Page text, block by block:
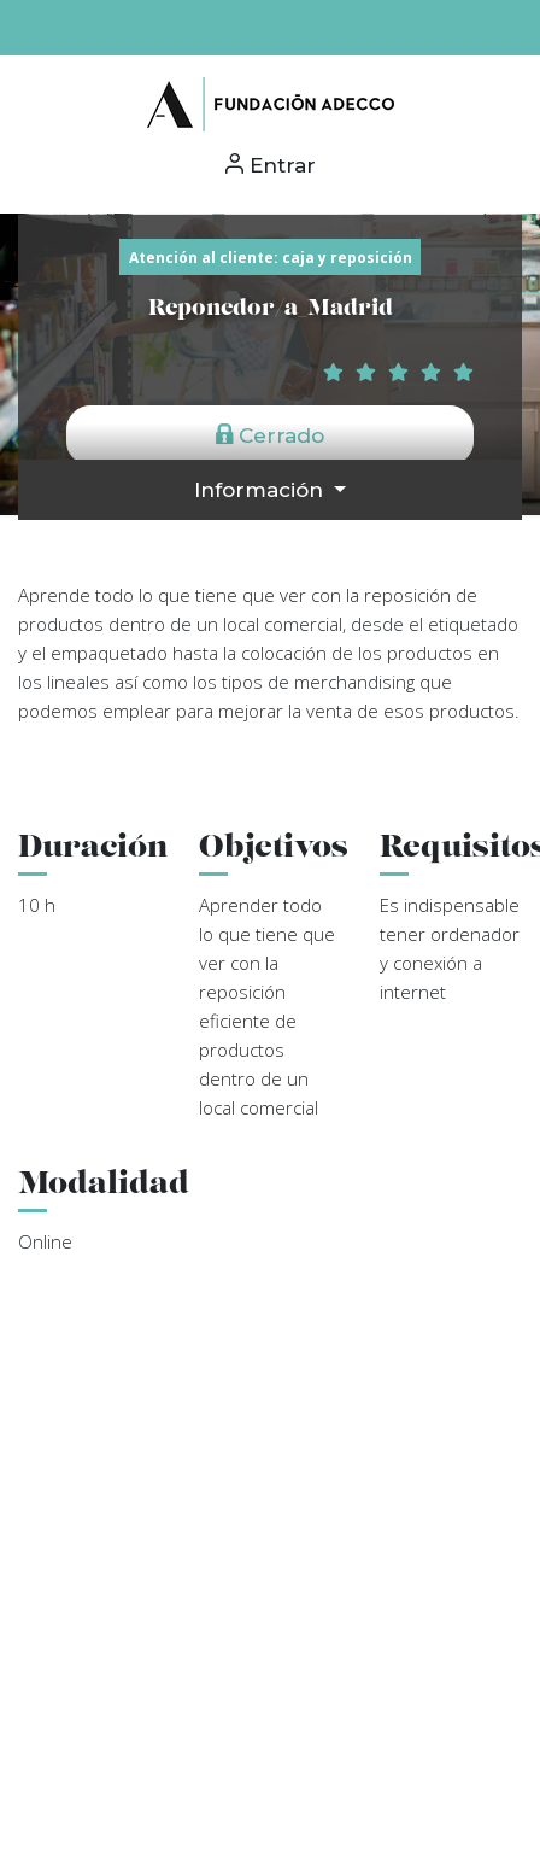
Entrar
Atención al cliente: caja y reposición
Reponedor/a_Madrid
Cerrado
Información
Aprende todo lo que tiene que ver con la reposición de
productos dentro de un local comercial, desde el etiquetado
y el empaquetado hasta la colocación de los productos en
los lineales así como los tipos de merchandising que
podemos emplear para mejorar la venta de esos productos.
Duración
10 h
Objetivos
Aprender todo
lo que tiene que
ver con la
reposición
eficiente de
productos
dentro de un
local comercial
Es indispensable
tener ordenador
y conexión a
internet
Modalidad
Online